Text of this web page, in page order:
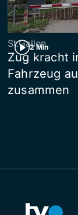
2 Min
St.Gallen
Zug kracht
Fahrzeug
zusammen